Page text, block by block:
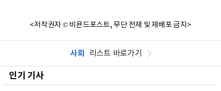
<저작권자 © 비욘드포스트, 무단 전재 및 재배포 금지>
사회 리스트 바로가기
인기 기사